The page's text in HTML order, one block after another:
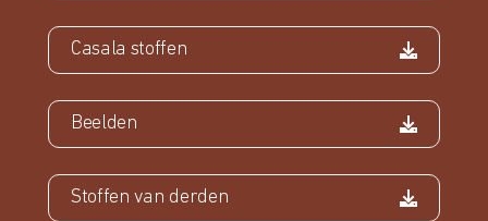
Casala stoffen
Beelden
Stoffen van derden